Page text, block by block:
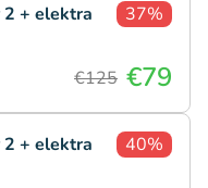
2 + elektra
37%
€125 €79
2 + elektra
40%